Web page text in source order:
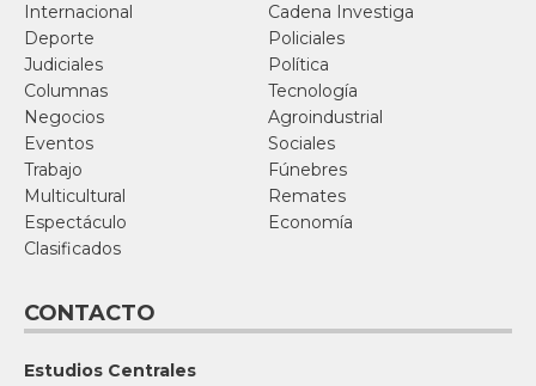
Internacional
Cadena Investiga
Deporte
Policiales
Judiciales
Política
Columnas
Tecnología
Negocios
Agroindustrial
Eventos
Sociales
Trabajo
Fúnebres
Multicultural
Remates
Espectáculo
Economía
Clasificados
CONTACTO
Estudios Centrales